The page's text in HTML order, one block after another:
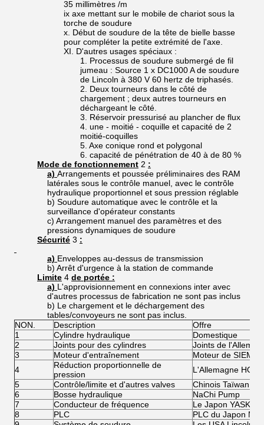
35 millimètres /m
ix axe mettant sur le mobile de chariot sous la
torche de soudure
x. Début de soudure de la tête de bielle basse
pour compléter la petite extrémité de l'axe.
XI. D'autres usages spéciaux :
1. Processus de soudure submergé de fil
jumeau : Source 1 x DC1000 A de soudure
de Lincoln à 380 V 60 hertz de triphasés.
2. Deux tourneurs dans le côté de
chargement ; deux autres tourneurs en
déchargeant le côté.
3. Réservoir pressurisé au plancher de flux
4. une - moitié - coquille et capacité de 2
moitié-coquilles
5. Axe conique rond et polygonal
6. capacité de pénétration de 40 à de 80 %
Mode de fonctionnement 2 :
a) Arrangements et poussée préliminaires des RAM
latérales sous le contrôle manuel, avec le contrôle
hydraulique proportionnel et sous pression réglable
b) Soudure automatique avec le contrôle et la
surveillance d'opérateur constants
c) Arrangement manuel des paramètres et des
pressions dynamiques de soudure
Sécurité 3 :
a) Enveloppes au-dessus de transmission
b) Arrêt d'urgence à la station de commande
Limite 4 de portée :
a) L'approvisionnement en connexions inter avec
d'autres processus de fabrication ne sont pas inclus
b) Le chargement et le déchargement des
tables/convoyeurs ne sont pas inclus.
NON.
Description
Offre
1
Cylindre hydraulique
Domestique
2
Joints pour des cylindres
Joints de
3
Moteur d'entraînement
Moteur de
4
Réduction proportionnelle de
pression
L'Allemagne
5
Contrôle/limite et d'autres valves
Chinois Taïwan
6
Bosse hydraulique
NaChi Pump
7
Conducteur de fréquence
Le Japon
8
PLC
PLC du Japon